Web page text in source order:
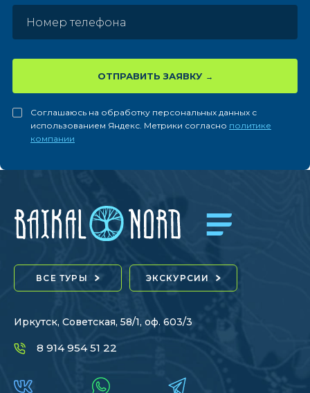
ОТПРАВИТЬ ЗАЯВКУ
Соглашаюсь на обработку персональных данных с
использованием Яндекс. Метрики согласно политике
компании
ВСЕ ТУРЫ ЭКСКУРСИИ
Иркутск, Советская, 58/1, оф. 603/3
8 914 954 51 22